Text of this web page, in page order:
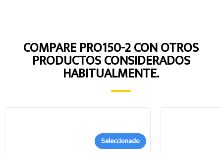
COMPARE PRO150-2 CON OTROS
PRODUCTOS CONSIDERADOS
HABITUALMENTE.
Seleccionado